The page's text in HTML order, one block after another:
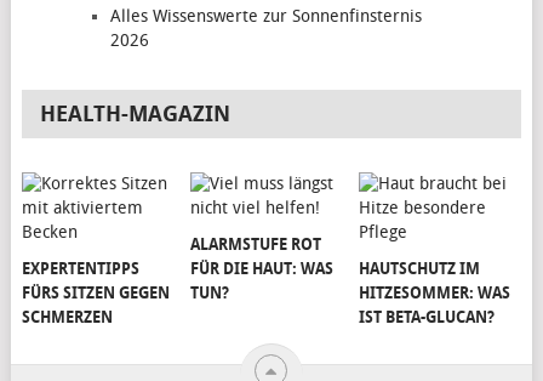
Alles Wissenswerte zur Sonnenfinsternis
2026
HEALTH-MAGAZIN
EXPERTENTIPPS
FÜRS SITZEN GEGEN
SCHMERZEN
ALARMSTUFE ROT
FÜR DIE HAUT: WAS
TUN?
HAUTSCHUTZ IM
HITZESOMMER: WAS
IST BETA-GLUCAN?